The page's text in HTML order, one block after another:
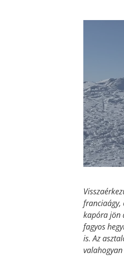
franciaágy,
kapóra jön
fagyos
is. Az